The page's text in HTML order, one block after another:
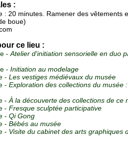
:
: 20 minutes. Ramener des vêtements
boue)
ce lieu :
-Atelier d'initiation sensorielle en duo
- Initiation au modelage
- Les vestiges médiévaux du musée
- Exploration des collections du musée
-À la découverte des collections de ce
- Fresque sculptée participative
- Qi Gong
- Bébés au musée
- Visite du cabinet des arts graphiques